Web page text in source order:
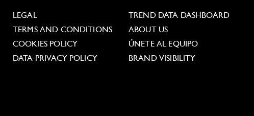
LEGAL
TERMS AND CONDITIONS
COOKIES POLICY
DATA PRIVACY POLICY
TREND DATA DASHBOARD
ABOUT US
ÚNETE AL EQUIPO
BRAND VISIBILITY